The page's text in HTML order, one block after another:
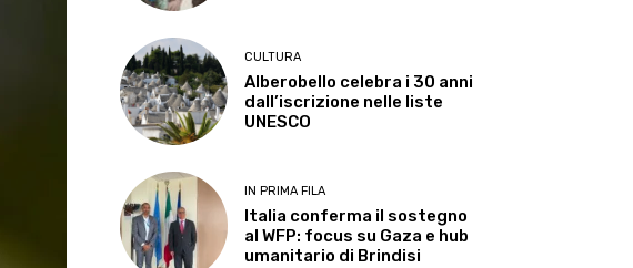
CULTURA
Alberobello celebra i 30 anni
dall’iscrizione nelle liste
UNESCO
IN PRIMA FILA
Italia conferma il sostegno
al WFP: focus su Gaza e hub
umanitario di Brindisi